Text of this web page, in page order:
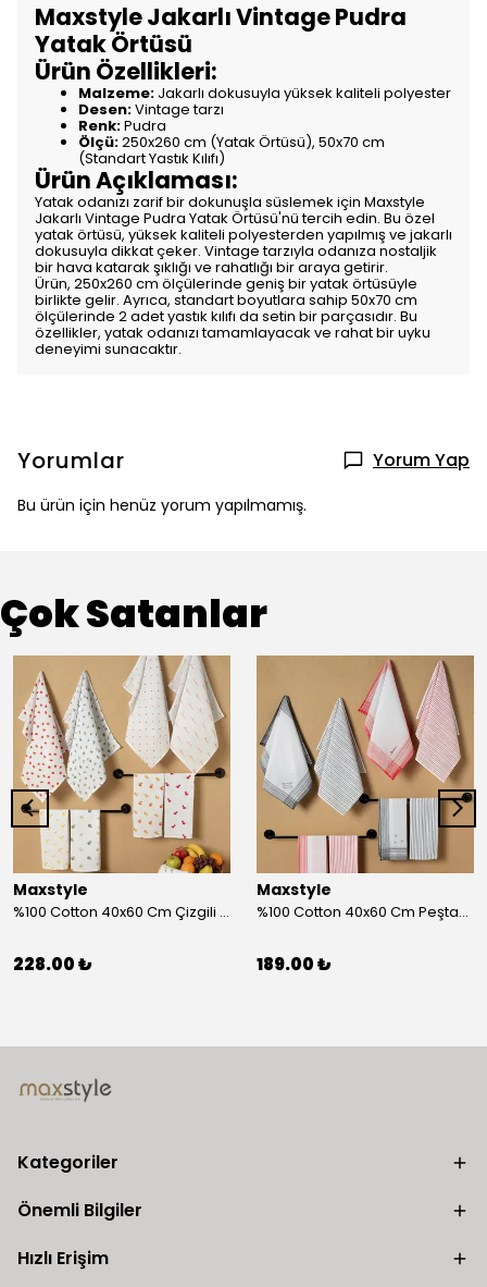
Maxstyle Jakarlı Vintage Pudra
Yatak Örtüsü
Ürün Özellikleri:
Malzeme: Jakarlı dokusuyla yüksek kaliteli polyester
Desen:Vintage tarzı
Renk:Pudra
Ölçü:250x260 cm (Yatak Örtüsü), 50x70 cm
(Standart Yastık Kılıfı)
Ürün Açıklaması:
Yatak odanızı zarif bir dokunuşla süslemek için Maxstyle
Jakarlı Vintage Pudra Yatak Örtüsü'nü tercih edin. Bu özel
yatak örtüsü, yüksek kaliteli polyesterden yapılmış ve jakarlı
dokusuyla dikkat çeker. Vintage tarzıyla odanıza nostaljik
bir hava katarak şıklığı ve rahatlığı bir araya getirir.
Ürün, 250x260 cm ölçülerinde geniş bir yatak örtüsüyle
birlikte gelir. Ayrıca, standart boyutlara sahip 50x70 cm
ölçülerinde 2 adet yastık kılıfı da setin bir parçasıdır. Bu
özellikler, yatak odanızı tamamlayacak ve rahat bir uyku
deneyimi sunacaktır.
Yorumlar Yorum Yap
Bu ürün için henüz yorum yapılmamış.
Çok Satanlar
Maxstyle
%100 Cotton 40x60 Cm Çizgili Peştemal Kurulama Bezi 2 Li Set
228.00 ₺
Maxstyle
%100 Cotton 40x60 Cm Peştamal Kurulama Bezi 4 Lü Set
189.00 ₺
Kategoriler
Önemli Bilgiler
Hızlı Erişim